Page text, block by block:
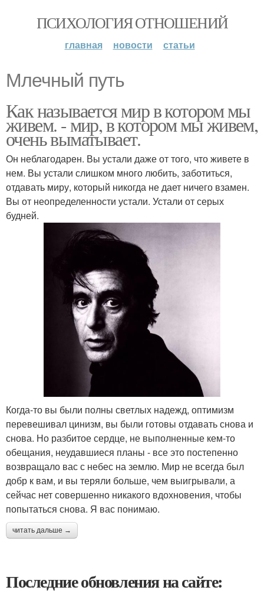
ПСИХОЛОГИЯ ОТНОШЕНИЙ
главная новости статьи
Млечный путь
Как называется мир в котором мы
живем. - мир, в котором мы живем,
очень выматывает.
Он неблагодарен. Вы устали даже от того, что живете в
нем. Вы устали слишком много любить, заботиться,
отдавать миру, который никогда не дает ничего взамен.
Вы от неопределенности устали. Устали от серых
будней.
Когда-то вы были полны светлых надежд, оптимизм
перевешивал цинизм, вы были готовы отдавать снова и
снова. Но разбитое сердце, не выполненные кем-то
обещания, неудавшиеся планы - все это постепенно
возвращало вас с небес на землю. Мир не всегда был
добр к вам, и вы теряли больше, чем выигрывали, а
сейчас нет совершенно никакого вдохновения, чтобы
попытаться снова. Я вас понимаю.
читать дальше →
Последние обновления на сайте: